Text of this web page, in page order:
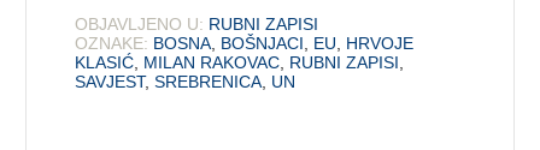
OBJAVLJENO U: RUBNI ZAPISI
OZNAKE: BOSNA BOŠNJACI EU
HRVOJE
KLASIĆ MILAN RAKOVAC RUBNI ZAPISI
SAVJEST,SREBRENICA UN